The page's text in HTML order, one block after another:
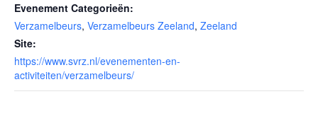
Evenement Categorieën:
Verzamelbeurs, Verzamelbeurs Zeeland, Zeeland
Site:
https://www.svrz.nl/evenementen-en-
activiteiten/verzamelbeurs/